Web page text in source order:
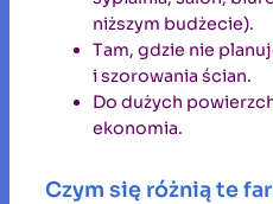
niższym budżecie).
Tam, gdzie nie
i szorowania ścian.
Do dużych
ekonomia.
Czym się różnią te